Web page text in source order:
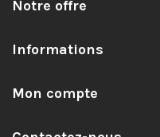
Notre offre
Informations
Mon compte